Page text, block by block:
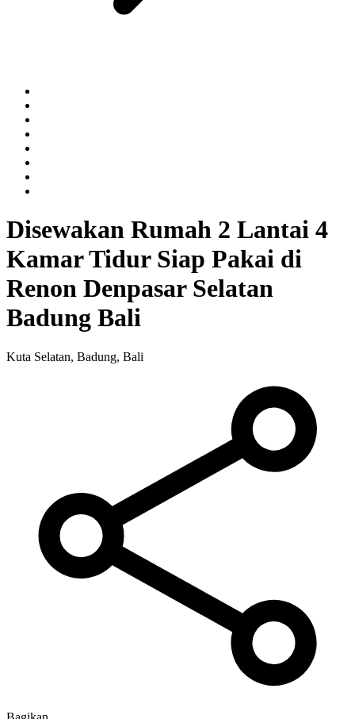
Disewakan Rumah 2 Lantai 4
Kamar Tidur Siap Pakai di
Renon Denpasar Selatan
Badung Bali
Kuta Selatan, Badung, Bali